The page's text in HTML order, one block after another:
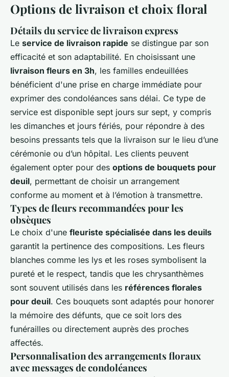
Options de livraison et choix floral
Détails du service de livraison express
Le service de livraison rapide se distingue par son
efficacité et son adaptabilité. En choisissant une
livraison fleurs en 3h, les familles endeuillées
bénéficient d'une prise en charge immédiate pour
exprimer des condoléances sans délai. Ce type de
service est disponible sept jours sur sept, y compris
les dimanches et jours fériés, pour répondre à des
besoins pressants tels que la livraison sur le lieu d’une
cérémonie ou d’un hôpital. Les clients peuvent
également opter pour des options de bouquets pour
deuil, permettant de choisir un arrangement
conforme au moment et à l’émotion à transmettre.
Types de fleurs recommandées pour les
obsèques
Le choix d'une fleuriste spécialisée dans les deuils
garantit la pertinence des compositions. Les fleurs
blanches comme les lys et les roses symbolisent la
pureté et le respect, tandis que les chrysanthèmes
sont souvent utilisés dans les références florales
pour deuil. Ces bouquets sont adaptés pour honorer
la mémoire des défunts, que ce soit lors des
funérailles ou directement auprès des proches
affectés.
Personnalisation des arrangements floraux
avec messages de condoléances